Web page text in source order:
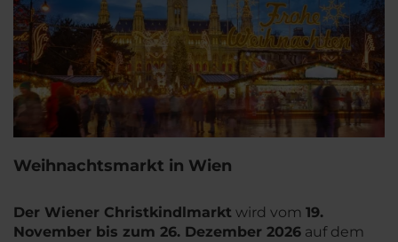
Weihnachtsmarkt in Wien
Der Wiener Christkindlmarkt wird vom 19.
November bis zum 26. Dezember 2026 auf dem